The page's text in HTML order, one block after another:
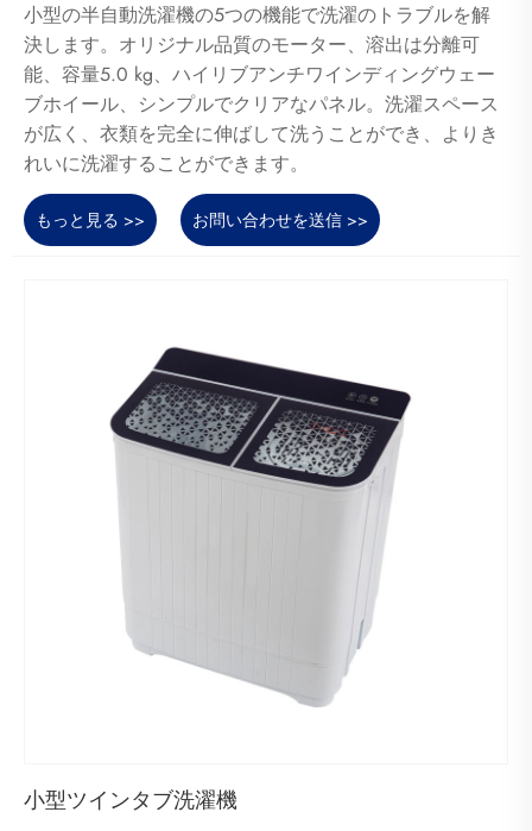
小型の半自動洗濯機の5つの機能で洗濯のトラブルを解
決します。オリジナル品質のモーター、溶出は分離可
能、容量5.0 kg、ハイリブアンチワインディングウェー
ブホイール、シンプルでクリアなパネル。洗濯スペース
が広く、衣類を完全に伸ばして洗うことができ、よりき
れいに洗濯することができます。
もっと見る >> お問い合わせを送信 >>
小型ツインタブ洗濯機